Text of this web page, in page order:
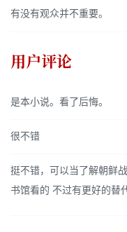
有没有观众并不重要。
用户评论
是本小说。看了后悔。
很不错
挺不错，可以当了解朝鲜
书馆看的 不过有更好的替